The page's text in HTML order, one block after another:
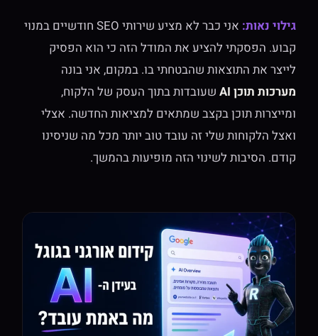
גילוי נאות:
אני כבר לא מציע שירותי SEO חודשיים במנוי
קבוע. הפסקתי להציע את המודל הזה כי הוא הפסיק
לייצר את התוצאות שהבטחתי בו. במקום, אני בונה
מערכות תוכן AI
שעובדות בתוך העסק של הלקוח,
ומייצרות תוכן בקצב שמתאים למציאות החדשה. אצלי
ואצל הלקוחות שלי זה עובד טוב יותר מכל מה שניסינו
קודם. הסיבות לשינוי הזה מופיעות בהמשך.